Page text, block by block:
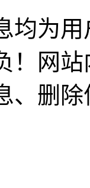
均为
！网
、删